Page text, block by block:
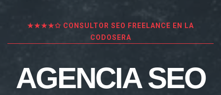
★★★★✩ CONSULTOR SEO FREELANCE EN LA
CODOSERA
AGENCIA SEO